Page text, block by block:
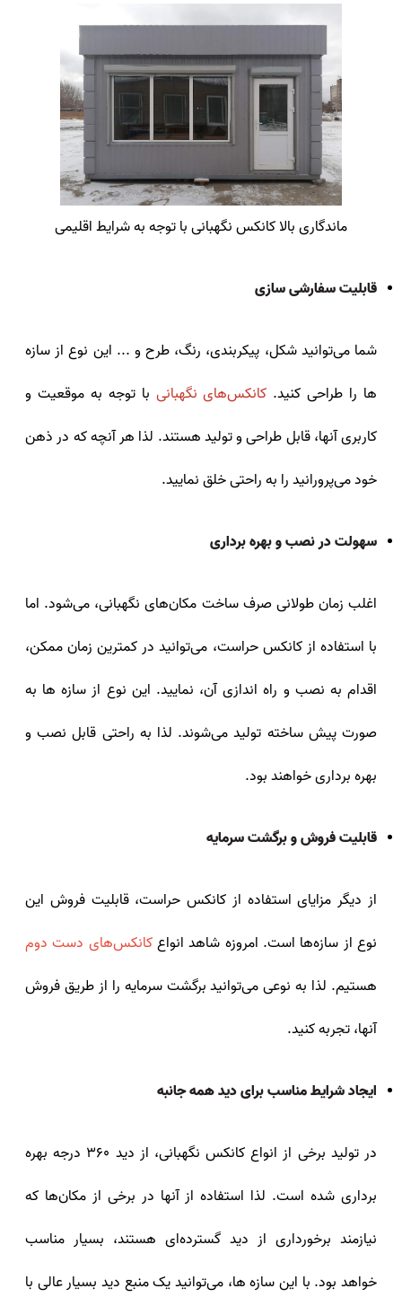
ماندگاری بالا کانکس نگهبانی با توجه به شرایط اقلیمی
قابلیت سفارشی سازی
شما می‌توانید شکل، پیکربندی، رنگ، طرح و ... این نوع از سازه‌
ها را طراحی کنید. کانکس‌های نگهبانی با توجه به موقعیت و
کاربری آنها، قابل طراحی و تولید هستند. لذا هر آنچه که در ذهن
خود می‌پرورانید را به راحتی خلق نمایید.
سهولت در نصب و بهره برداری
اغلب زمان طولانی صرف ساخت مکان‌های نگهبانی، می‌شود. اما
با استفاده از کانکس حراست، می‌توانید در کمترین زمان ممکن،
اقدام به نصب و راه اندازی آن، نمایید. این نوع از سازه‌ ها به
صورت پیش ساخته تولید می‌شوند. لذا به راحتی قابل نصب و
بهره برداری خواهند بود.
قابلیت فروش و برگشت سرمایه
از دیگر مزایای استفاده از کانکس حراست، قابلیت فروش این
نوع از سازه‌ها است. امروزه شاهد انواعکانکس‌های دست دوم
هستیم. لذا به نوعی می‌توانید برگشت سرمایه را از طریق فروش
آنها، تجربه کنید.
ایجاد شرایط مناسب برای دید همه جانبه
در تولید برخی از انواع کانکس نگهبانی، از دید 360 درجه بهره
برداری شده است. لذا استفاده از آنها در برخی از مکان‌ها که
نیازمند برخورداری از دید گسترده‌ای هستند، بسیار مناسب
خواهد بود. با این سازه‌ ها، می‌توانید یک منبع دید بسیار عالی با